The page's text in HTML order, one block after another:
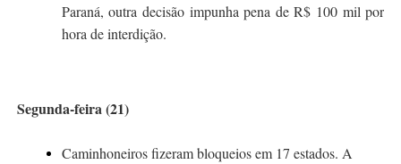
Paraná, outra decisão impunha pena de R$ 100 mil por
hora de interdição.
Segunda-feira (21)
Caminhoneiros fizeram bloqueios em 17 estados. A